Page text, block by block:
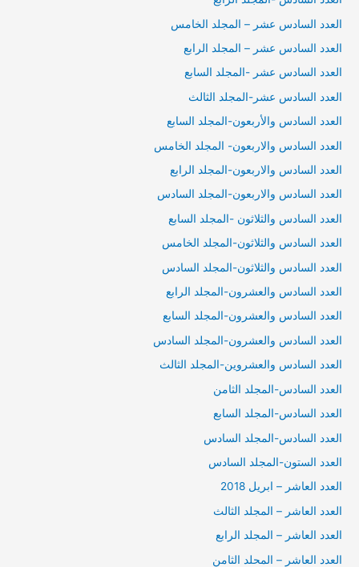
العدد السادس عشر – المجلد الخامس
العدد السادس عشر – المجلد الرابع
العدد السادس عشر -المجلد السابع
العدد السادس عشر-المجلد الثالث
العدد السادس والأربعون-المجلد السابع
العدد السادس والاربعون- المجلد الخامس
العدد السادس والاربعون-المجلد الرابع
العدد السادس والاربعون-المجلد السادس
العدد السادس والثلاثون -المجلد السابع
العدد السادس والثلاثون-المجلد الخامس
العدد السادس والثلاثون-المجلد السادس
العدد السادس والعشرون-المجلد الرابع
العدد السادس والعشرون-المجلد السابع
العدد السادس والعشرون-المجلد السادس
العدد السادس والعشروين-المجلد الثالث
العدد السادس-المجلد الثامن
العدد السادس-المجلد السابع
العدد السادس-المجلد السادس
العدد الستون-المجلد السادس
العدد العاشر – ابريل 2018
العدد العاشر – المجلد الثالث
العدد العاشر – المجلد الرابع
العدد العاشر – المحلد الثامن